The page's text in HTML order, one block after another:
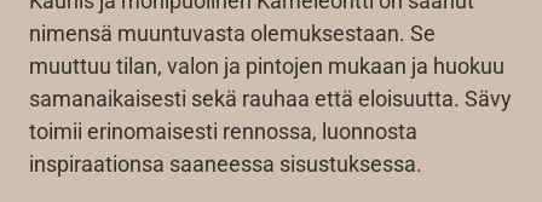
nimensä muuntuvasta olemuksestaan. Se
muuttuu tilan, valon ja pintojen mukaan ja huokuu
samanaikaisesti sekä rauhaa että eloisuutta. Sävy
toimii erinomaisesti rennossa, luonnosta
inspiraationsa saaneessa sisustuksessa.